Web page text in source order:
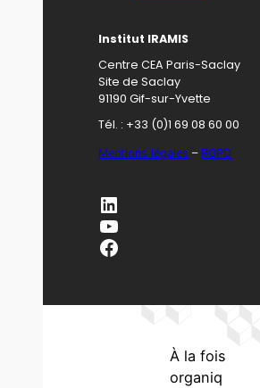
À la fois
organiq
Institut IRAMIS
Centre CEA Paris-Saclay
Site de Saclay
91190 Gif-sur-Yvette
Tél. : +33 (0)1 69 08 60 00
Mentions légales – RGPD
LinkedIn
YouTube
Facebook